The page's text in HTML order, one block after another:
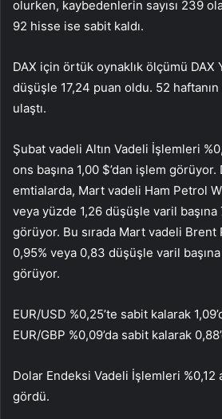
olurken, kaybedenlerin sayısı 239
92 hisse ise sabit kaldı.
DAX için örtük oynaklık ölçümü DAX
düşüşle 17,24 puan oldu. 52
ulaştı.
Şubat vadeli Altın Vadeli İşlemleri
ons başına 1,00 $’dan işlem
emtialarda, Mart vadeli Ham Petrol
veya yüzde 1,26 düşüşle varil başına
görüyor. Bu sırada Mart vadeli
0,95% veya 0,83 düşüşle varil
görüyor.
EUR/USD %0,25’te sabit kalarak
EUR/GBP %0,09’da sabit kalarak
Dolar Endeksi Vadeli İşlemleri %0,12
gördü.